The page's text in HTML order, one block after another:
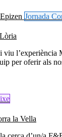
Jornada
viu l’experiència
per oferir als
la Vella